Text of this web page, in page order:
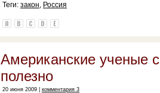
Теги: закон, Россия
Американские ученые
полезно
20 июня 2009 | комментария 3